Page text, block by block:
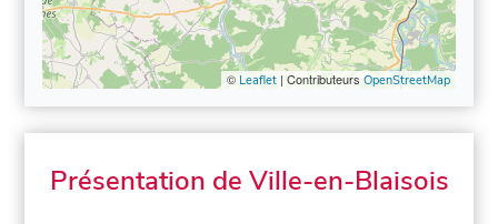
© Leaflet| Contributeurs OpenStreetMap
Présentation de Ville-en-Blaisois